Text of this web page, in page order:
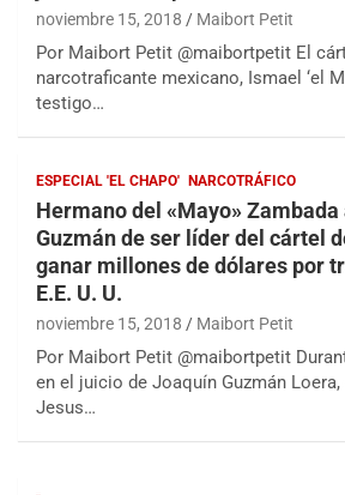
noviembre 15, 2018 Maibort Petit
Por Maibort Petit @maibortpetit El
narcotraficante mexicano, Ismael ‘el
testigo…
ESPECIAL 'EL CHAPO' NARCOTRÁFICO
Hermano del «Mayo» Zambada
Guzmán de ser líder del cártel
ganar millones de dólares por
E.E. U. U.
noviembre 15, 2018 Maibort Petit
Por Maibort Petit @maibortpetit
en el juicio de Joaquín Guzmán
Jesus…